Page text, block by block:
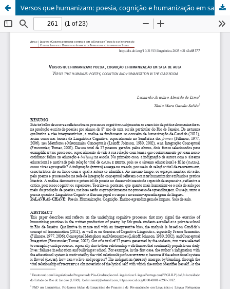
Versos que humanizam: poesia, cognição e humanização em sala de aula